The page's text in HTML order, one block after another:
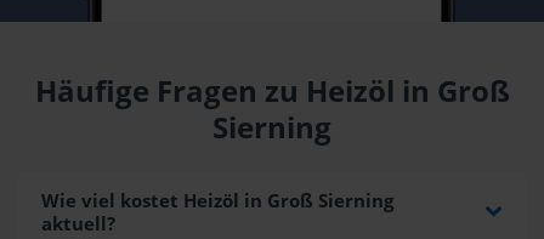
Häufige Fragen zu Heizöl in Groß
Sierning
Wie viel kostet Heizöl in Groß Sierning
aktuell?